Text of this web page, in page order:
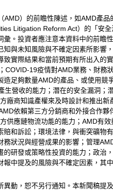
）的前瞻性陳述，如AMD產
Litigation Reform Act）的「
。投資者應注意本資料中的前
與未知風險與不確定因素所影
實際結果和當前預期有所出入
COVID-19疫情對AMD業務、財
足夠數量AMD的產品、或使用
生營收的能力；潛在的安全漏洞
廠商知識產權來及時設計和推出
依賴第三方分銷商和外接合作
供應鏈物流功能的能力；AMD有
和訴訟；環境法律，與衝突礦
狀況與經營成果的影響；管理
研發或策略性投資的能力；政
中提及的風險與不確定因素，其
動，恕不另行通知。本新聞稿提